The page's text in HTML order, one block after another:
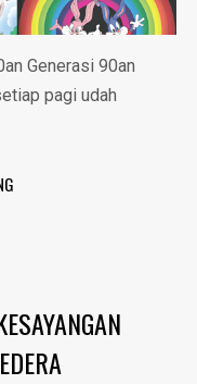
Generasi 90an
pagi udah